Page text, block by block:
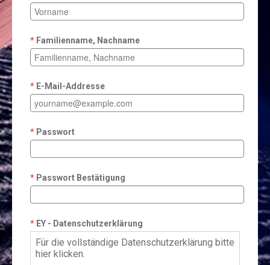
Familienname, Nachname
E-Mail-Addresse
Passwort
Passwort Bestätigung
EY - Datenschutzerklärung
Für die vollständige Datenschutzerklärung bitte
hier klicken.